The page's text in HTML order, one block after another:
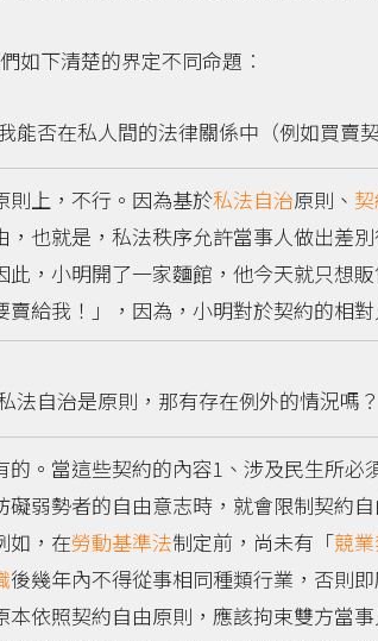
如下清楚的界定不同命題︰
能否在私人間的法律關係中（例如買賣
上，不行。因為基於私法自治原則、
，也就是，私法秩序允許當事人做出差別
，小明開了一家麵館，他今天就只想販
賣給我！」，因為，小明對於契約的相
法自治是原則，那有存在例外的情況嗎？
。當這些契約的內容1、涉及民生所必
礙弱勢者的自由意志時，就會限制契約自
，在勞動基準法制定前，尚未有「競
後幾年內不得從事相同種類行業，否則
本依照契約自由原則，應該拘束雙方當